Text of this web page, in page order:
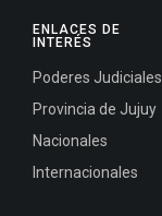
ENLACES DE
INTERÉS
Poderes Judiciales
Provincia de Jujuy
Nacionales
Internacionales